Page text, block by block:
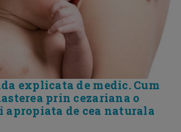
explicata de medic. Cum
prin cezariana o
apropiata de cea naturala